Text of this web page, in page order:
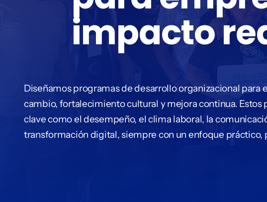
impacto
Diseñamos programas de desarrollo organizacional para
cambio, fortalecimiento cultural y mejora continua. Estos
clave como el desempeño, el clima laboral, la
transformación digital, siempre con un enfoque práctico,